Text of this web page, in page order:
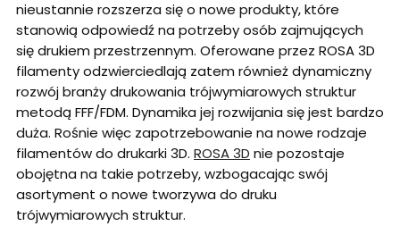
nieustannie rozszerza się o nowe produkty, które
stanowią odpowiedź na potrzeby osób zajmujących
się drukiem przestrzennym. Oferowane przez ROSA 3D
filamenty odzwierciedlają zatem również dynamiczny
rozwój branży drukowania trójwymiarowych struktur
metodą FFF/FDM. Dynamika jej rozwijania się jest bardzo
duża. Rośnie więc zapotrzebowanie na nowe rodzaje
filamentów do drukarki 3D. ROSA 3D nie pozostaje
obojętna na takie potrzeby, wzbogacając swój
asortyment o nowe tworzywa do druku
trójwymiarowych struktur.